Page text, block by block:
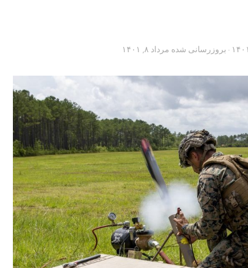
· بروزرسانی شده مرداد ۸, ۱۴۰۱